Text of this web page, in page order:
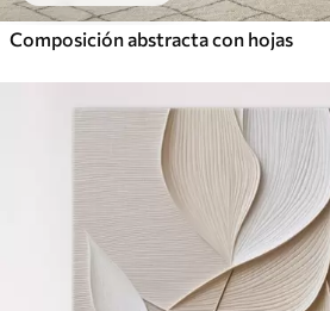
Composición abstracta con hojas